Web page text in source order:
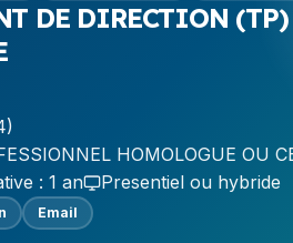
DE DIRECTION
HOMOLOGUE OU
: 1 an
Presentiel ou hybride
Email